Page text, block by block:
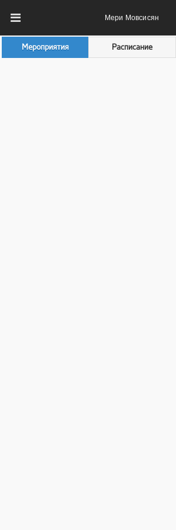
Мери Мовсисян
Мероприятия Расписание